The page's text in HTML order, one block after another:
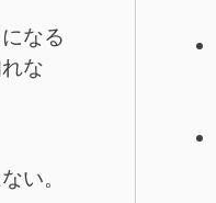
なる
な
い。